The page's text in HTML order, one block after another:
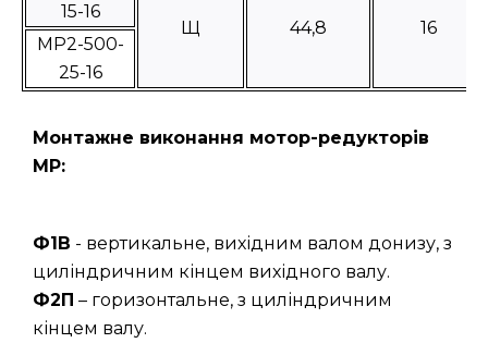
15-16
Щ 44,8 16
МР2-500-
25-16
Монтажне виконання мотор-редукторів
МР:
Ф1В - вертикальне, вихідним валом донизу, з
циліндричним кінцем вихідного валу.
Ф2П – горизонтальне, з циліндричним
кінцем валу.